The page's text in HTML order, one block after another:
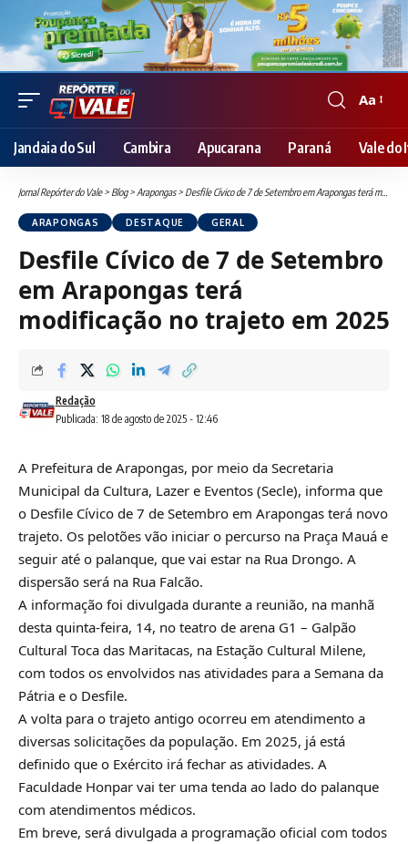
Font
Resizer
Aa
Jandaia do Sul Cambira Apucarana Paraná Vale do
Jornal Repórter do Vale> Blog>Arapongas> Desfile Cívico de 7 de Setembro em Arapongas terá modificação no trajeto em 2025
ARAPONGAS DESTAQUE GERAL
Desfile Cívico de 7 de Setembro
em Arapongas terá
modificação no trajeto em 2025
Publicada: 18 de agosto de 2025 - 12:46
Redação
A Prefeitura de Arapongas, por meio da Secretaria
Municipal da Cultura, Lazer e Eventos (Secle), informa que
o Desfile Cívico de 7 de Setembro em Arapongas terá novo
trajeto. Os pelotões vão iniciar o percurso na Praça Mauá e
seguir até o palanque, que vai estar na Rua Drongo. A
dispersão será na Rua Falcão.
A informação foi divulgada durante a reunião, na manhã
desta quinta-feira, 14, no teatro de arena G1 – Galpão
Cultural Toca das Maritacas, na Estação Cultural Milene,
com todos os envolvidos nas atividades para a Semana da
Pátria e o Desfile.
A volta para o trajeto antigo ocorreu em atendimento a
diversas solicitações da população. Em 2025, já está
definido que o Exército irá fechar as atividades. A
Faculdade Honpar vai ter uma tenda ao lado do palanque
com atendimentos médicos.
Em breve, será divulgada a programação oficial com todos